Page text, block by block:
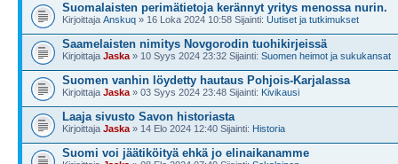
Suomalaisten perimä­­tietoja kerännyt yritys menossa nurin.
Kirjoittaja Anskuq » 16 Loka 2024 10:58 Sijainti: Uutiset ja tutkimukset
Saamelaisten nimitys Novgorodin tuohikirjeissä
Kirjoittaja Jaska » 10 Syys 2024 23:32 Sijainti: Suomen heimot ja sukukansat
Suomen vanhin löydetty hautaus Pohjois-Karjalassa
Kirjoittaja Jaska » 03 Syys 2024 23:48 Sijainti: Kivikausi
Laaja sivusto Savon historiasta
Kirjoittaja Jaska » 14 Elo 2024 12:40 Sijainti: Historia
Suomi voi jäätiköityä ehkä jo elinaikanamme